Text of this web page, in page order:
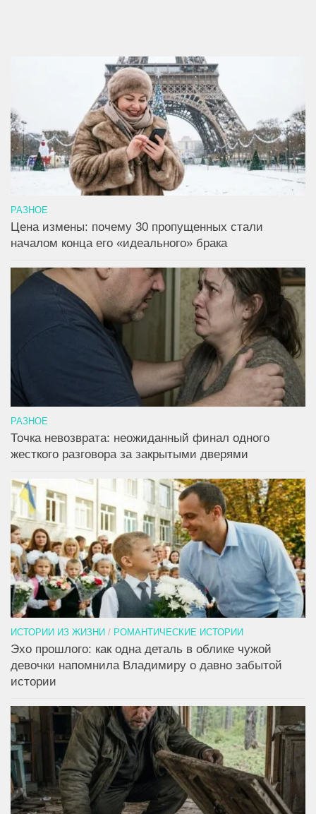
РАЗНОЕ
Цена измены: почему 30 пропущенных стали
началом конца его «идеального» брака
РАЗНОЕ
Точка невозврата: неожиданный финал одного
жесткого разговора за закрытыми дверями
ИСТОРИИ ИЗ ЖИЗНИ / РОМАНТИЧЕСКИЕ ИСТОРИИ
Эхо прошлого: как одна деталь в облике чужой
девочки напомнила Владимиру о давно забытой
истории